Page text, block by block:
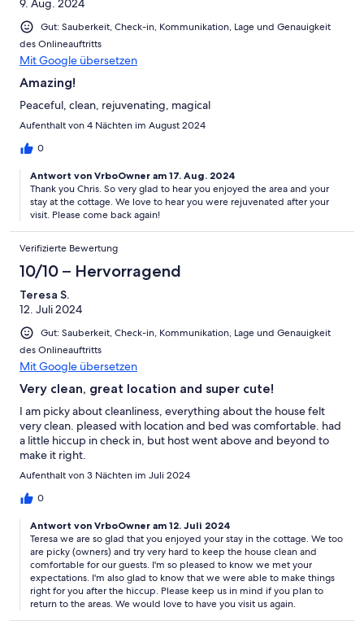
Gut: Sauberkeit, Check-in, Kommunikation, Lage und Genauigkeit
des Onlineauftritts
Mit Google übersetzen
Amazing!
Peaceful, clean, rejuvenating, magical
Aufenthalt von 4 Nächten im August 2024
0
Antwort von VrboOwner am 17. Aug. 2024
Thank you Chris. So very glad to hear you enjoyed the area and your
stay at the cottage. We love to hear you were rejuvenated after your
visit. Please come back again!
Verifizierte Bewertung
10/10 – Hervorragend
Teresa S.
12. Juli 2024
Gut: Sauberkeit, Check-in, Kommunikation, Lage und Genauigkeit
des Onlineauftritts
Mit Google übersetzen
Very clean, great location and super cute!
I am picky about cleanliness, everything about the house felt
very clean. pleased with location and bed was comfortable. had
a little hiccup in check in, but host went above and beyond to
make it right.
Aufenthalt von 3 Nächten im Juli 2024
0
Antwort von VrboOwner am 12. Juli 2024
Teresa we are so glad that you enjoyed your stay in the cottage. We too
are picky (owners) and try very hard to keep the house clean and
comfortable for our guests. I'm so pleased to know we met your
expectations. I'm also glad to know that we were able to make things
right for you after the hiccup. Please keep us in mind if you plan to
return to the areas. We would love to have you visit us again.